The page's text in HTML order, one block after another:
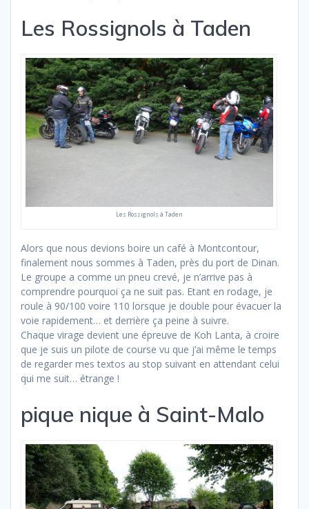
Les Rossignols à Taden
Les Rossignols à Taden
Alors que nous devions boire un café à Montcontour,
finalement nous sommes à Taden, près du port de Dinan.
Le groupe a comme un pneu crevé, je n’arrive pas à
comprendre pourquoi ça ne suit pas. Etant en rodage, je
roule à 90/100 voire 110 lorsque je double pour évacuer la
voie rapidement… et derrière ça peine à suivre.
Chaque virage devient une épreuve de Koh Lanta, à croire
que je suis un pilote de course vu que j’ai même le temps
de regarder mes textos au stop suivant en attendant celui
qui me suit… étrange !
pique nique à Saint-Malo